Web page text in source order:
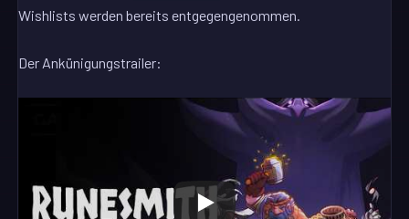
Wishlists werden bereits entgegengenommen.
Der Ankünigungstrailer: